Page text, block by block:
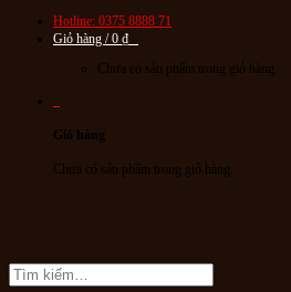
Hotline: 0375 8888 71
Giỏ hàng /0 ₫
Chưa có sản phẩm trong giỏ hàng.
Giỏ hàng
Chưa có sản phẩm trong giỏ hàng.
Tìm
kiếm: